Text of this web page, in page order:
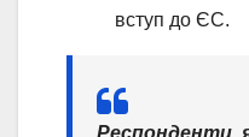
вступ до ЄС.